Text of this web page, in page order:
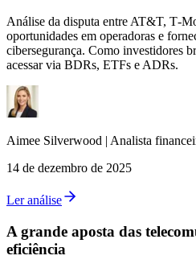
Análise da disputa entre AT&T,
oportunidades em operadoras e
cibersegurança. Como investidores
acessar via BDRs, ETFs e ADRs.
Aimee Silverwood | Analista
14 de dezembro de 2025
Ler análise
A grande aposta das
eficiência